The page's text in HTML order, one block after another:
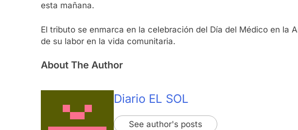
esta mañana.
El tributo se enmarca en la celebración del Día del Médico en la
de su labor en la vida comunitaria.
About The Author
Diario EL SOL
See author's posts